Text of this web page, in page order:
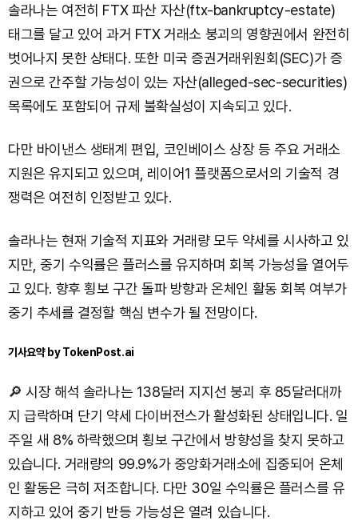
솔라나는 여전히 FTX 파산 자산(ftx-bankruptcy-estate)
태그를 달고 있어 과거 FTX 거래소 붕괴의 영향권에서 완전히
벗어나지 못한 상태다. 또한 미국 증권거래위원회(SEC)가 증
권으로 간주할 가능성이 있는 자산(alleged-sec-securities)
목록에도 포함되어 규제 불확실성이 지속되고 있다.
다만 바이낸스 생태계 편입, 코인베이스 상장 등 주요 거래소
지원은 유지되고 있으며, 레이어1 플랫폼으로서의 기술적 경
쟁력은 여전히 인정받고 있다.
솔라나는 현재 기술적 지표와 거래량 모두 약세를 시사하고 있
지만, 중기 수익률은 플러스를 유지하며 회복 가능성을 열어두
고 있다. 향후 횡보 구간 돌파 방향과 온체인 활동 회복 여부가
중기 추세를 결정할 핵심 변수가 될 전망이다.
기사요약 by TokenPost.ai
🔎 시장 해석 솔라나는 138달러 지지선 붕괴 후 85달러대까
지 급락하며 단기 약세 다이버전스가 활성화된 상태입니다. 일
주일 새 8% 하락했으며 횡보 구간에서 방향성을 찾지 못하고
있습니다. 거래량의 99.9%가 중앙화거래소에 집중되어 온체
인 활동은 극히 저조합니다. 다만 30일 수익률은 플러스를 유
지하고 있어 중기 반등 가능성은 열려 있습니다.